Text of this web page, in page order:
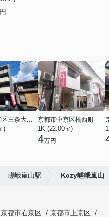
)
京都市中京区橋西町
1K (22.00㎡)
4万円
嵯峨嵐山駅 Kozy嵯峨嵐山
京都市右京区
京都市上京区